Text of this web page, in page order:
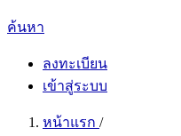
ค้นหา
ลงทะเบียน
เข้าสู่ระบบ
หน้าแรก /